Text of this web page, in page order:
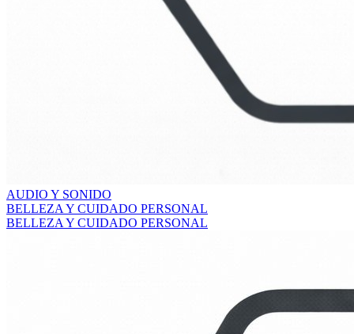
AUDIO Y SONIDO
BELLEZA Y CUIDADO PERSONAL
BELLEZA Y CUIDADO PERSONAL